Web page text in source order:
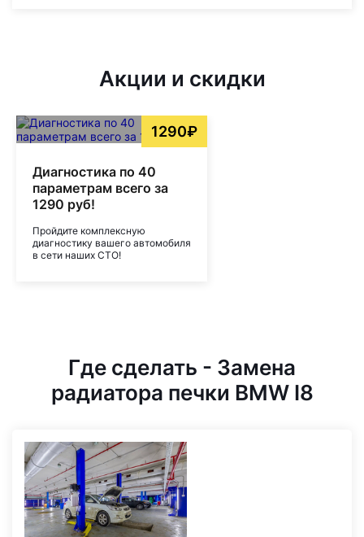
Акции и скидки
1290₽
Диагностика по 40
параметрам всего за
1290 руб!
Пройдите комплексную
диагностику вашего автомобиля
в сети наших СТО!
Где сделать - Замена
радиатора печки BMW I8